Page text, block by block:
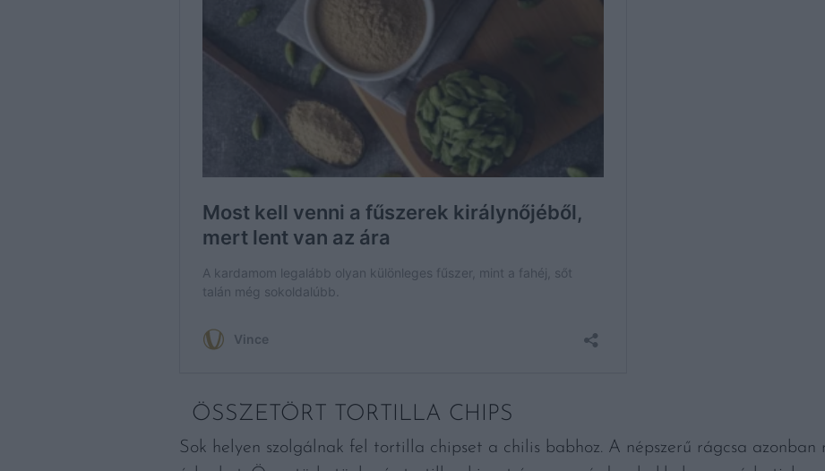
ÖSSZETÖRT TORTILLA CHIPS
Sok helyen szolgálnak fel tortilla chipset a chilis babhoz. A népszerű rágcsa